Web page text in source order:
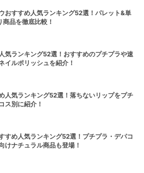
おすすめ人気ランキング52選！パレット&単
品を徹底比較！
気ランキング52選！おすすめのプチプラや速
イルポリッシュを紹介！
人気ランキング52選！落ちないリップをプチ
ス別に紹介！
すめ人気ランキング52選！プチプラ・デパコ
けナチュラル商品も登場！